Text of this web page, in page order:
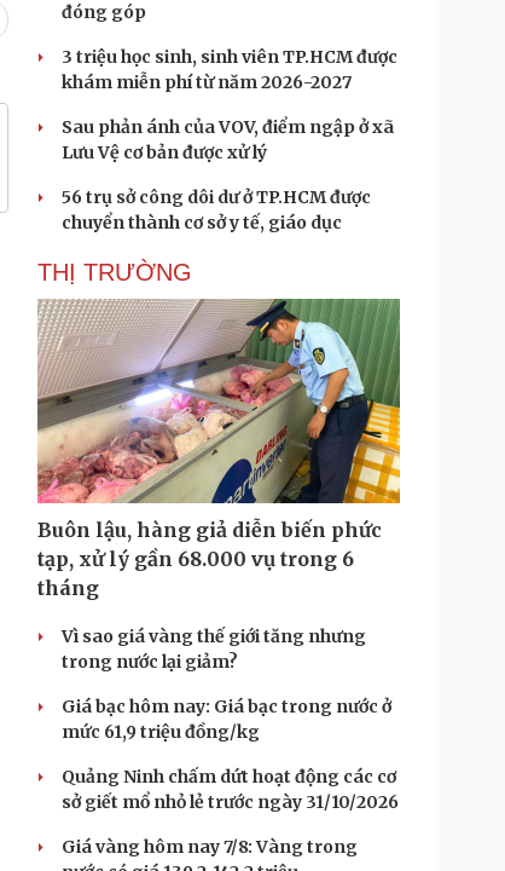
đóng góp
3 triệu học sinh, sinh viên TP.HCM được
khám miễn phí từ năm 2026-2027
Sau phản ánh của VOV, điểm ngập ở xã
Lưu Vệ cơ bản được xử lý
56 trụ sở công dôi dư ở TP.HCM được
chuyển thành cơ sở y tế, giáo dục
THỊ TRƯỜNG
Buôn lậu, hàng giả diễn biến phức
tạp, xử lý gần 68.000 vụ trong 6
tháng
Vì sao giá vàng thế giới tăng nhưng
trong nước lại giảm?
Giá bạc hôm nay: Giá bạc trong nước ở
mức 61,9 triệu đồng/kg
Quảng Ninh chấm dứt hoạt động các cơ
sở giết mổ nhỏ lẻ trước ngày 31/10/2026
Giá vàng hôm nay 7/8: Vàng trong